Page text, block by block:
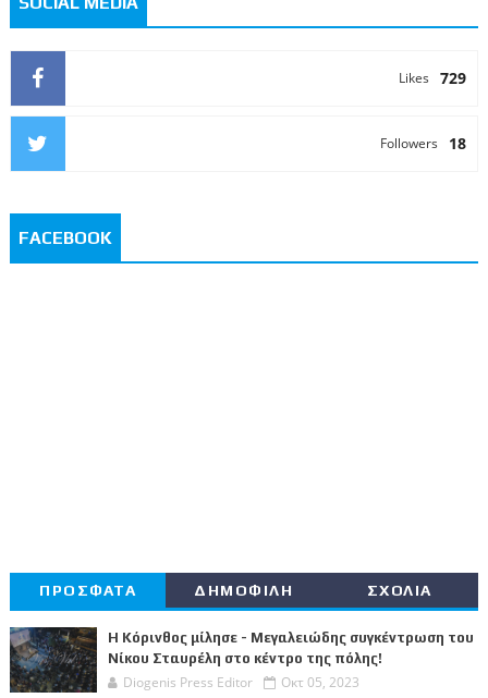
729
Likes
18
Followers
FACEBOOK
ΠΡΟΣΦΑΤΑ ΔΗΜΟΦΙΛΗ ΣΧΟΛΙΑ
Η Κόρινθος μίλησε - Μεγαλειώδης συγκέντρωση του
Νίκου Σταυρέλη στο κέντρο της πόλης!
Diogenis Press Editor Οκτ 05, 2023